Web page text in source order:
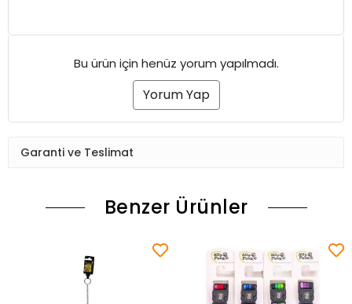
Bu ürün için henüz yorum yapılmadı.
Yorum Yap
Garanti ve Teslimat
Benzer Ürünler